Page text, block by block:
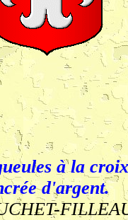
à la croix
d'argent.